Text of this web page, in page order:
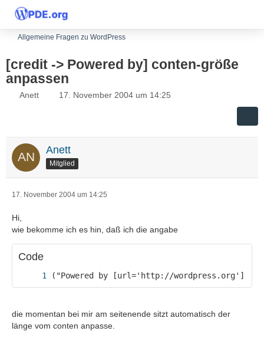
Allgemeine Fragen zu WordPress
[credit -> Powered by] conten-größe
anpassen
Anett 17. November 2004 um 14:25
Anett
Mitglied
17. November 2004 um 14:25
Hi,
wie bekomme ich es hin, daß ich die angabe
Code
("Powered by [url='http://
die momentan bei mir am seitenende sitzt automatisch der
länge vom conten anpasse.